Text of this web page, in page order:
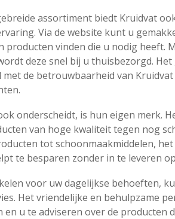
assortiment biedt Kruidvat
Via de website kunt u
producten vinden die u nodig heeft.
deze snel bij u thuisbezorgd.
met de betrouwbaarheid van
onderscheidt, is hun eigen merk.
van hoge kwaliteit tegen nog
tot schoonmaakmiddelen,
te besparen zonder in te leveren
voor uw dagelijkse behoeften,
Het vriendelijke en behulpzame
en u te adviseren over de producten